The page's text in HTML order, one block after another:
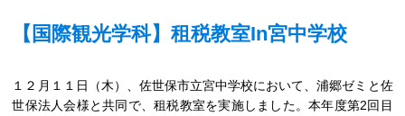
【国際観光学科】租税教室In宮中学校
１２月１１日（木）、佐世保市立宮中学校において、浦郷ゼミと佐
世保法人会様と共同で、租税教室を実施しました。本年度第2回目